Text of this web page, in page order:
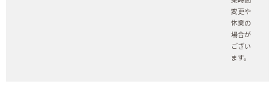
変更や
休業の
場合が
ござい
ます。